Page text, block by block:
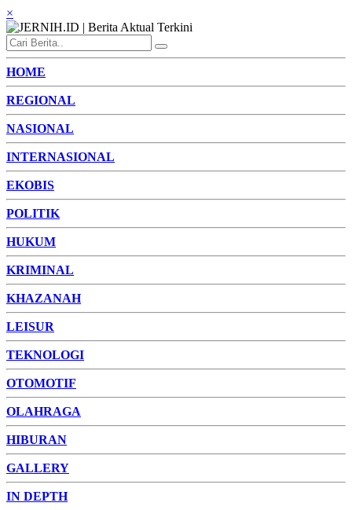
×
HOME
REGIONAL
NASIONAL
INTERNASIONAL
EKOBIS
POLITIK
HUKUM
KRIMINAL
KHAZANAH
LEISUR
TEKNOLOGI
OTOMOTIF
OLAHRAGA
HIBURAN
GALLERY
IN DEPTH